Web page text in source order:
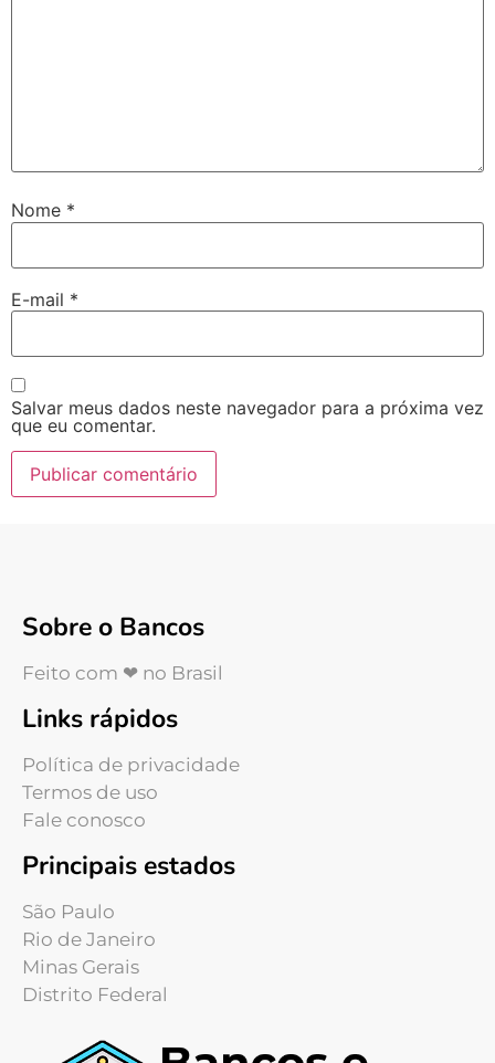
Nome *
E-mail *
Salvar meus dados neste navegador para a próxima vez
que eu comentar.
Sobre o Bancos
Feito com ❤ no Brasil
Links rápidos
Política de privacidade
Termos de uso
Fale conosco
Principais estados
São Paulo
Rio de Janeiro
Minas Gerais
Distrito Federal